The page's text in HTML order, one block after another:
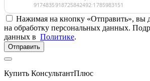
Нажимая на кнопку «Отправить», вы
на обработку персональных данных.
данных в Политике.
Отправить
Купить КонсультантПлюс